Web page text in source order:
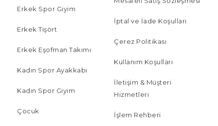
Erkek Spor Giyim
Erkek Tişört
Erkek Eşofman Takımı
Kadın Spor Ayakkabı
Kadın Spor Giyim
Çocuk
İptal ve İade Koşulları
Çerez Politikası
Kullanım Koşulları
İletişim & Müşteri
Hizmetleri
İşlem Rehberi